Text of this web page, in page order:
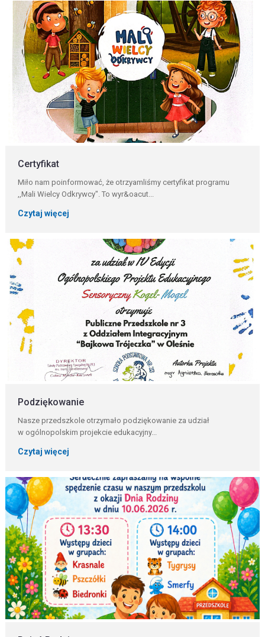
Certyfikat
Miło nam poinformować, że otrzyamliśmy certyfikat programu
,,Mali Wielcy Odkrywcy". To wyr&oacut...
Czytaj więcej
Podziękowanie
Nasze przedszkole otrzymało podziękowanie za udział
w ogólnopolskim projekcie edukacyjny...
Czytaj więcej